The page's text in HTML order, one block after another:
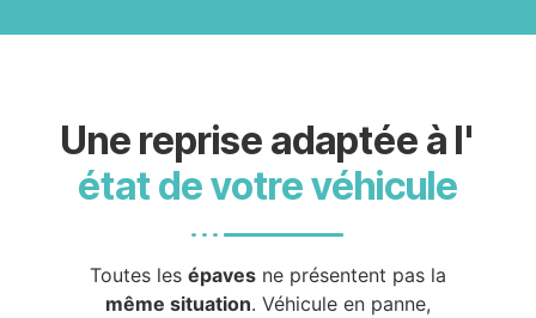
Une reprise adaptée à l'
état de votre véhicule
Toutes les épavesne présentent pas la
même situation. Véhicule en panne,